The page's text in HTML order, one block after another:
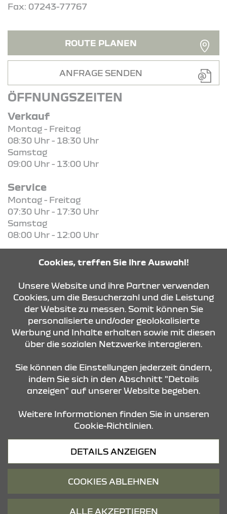
Fax: 07243-77767
ROUTE PLANEN
ANFRAGE SENDEN
ÖFFNUNGSZEITEN
Verkauf
Montag - Freitag
08:30 Uhr - 18:30 Uhr
Samstag
09:00 Uhr - 13:00 Uhr
Service
Montag - Freitag
07:30 Uhr - 17:30 Uhr
Samstag
08:00 Uhr - 12:00 Uhr
Teile / Zubehör
07:30 Uhr - 16:30 Uhr
KONTAKT & ANFAHRT
Datenschutz
Cookies, treffen Sie Ihre Auswahl!
Unsere Website und ihre Partner verwenden
Cookies, um die Besucherzahl und die Leistung
der Website zu messen. Somit können Sie
personalisierte und/oder geolokalisierte
Werbung und Inhalte erhalten sowie mit diesen
über die sozialen Netzwerke interagieren.
Sie können die Einstellungen jederzeit ändern,
indem Sie sich in den Abschnitt "Details
anzeigen" auf unserer Website begeben.
Weitere Informationen finden Sie in unseren
Cookie-Richtlinien.
DETAILS ANZEIGEN
COOKIES ABLEHNEN
ALLE AKZEPTIEREN